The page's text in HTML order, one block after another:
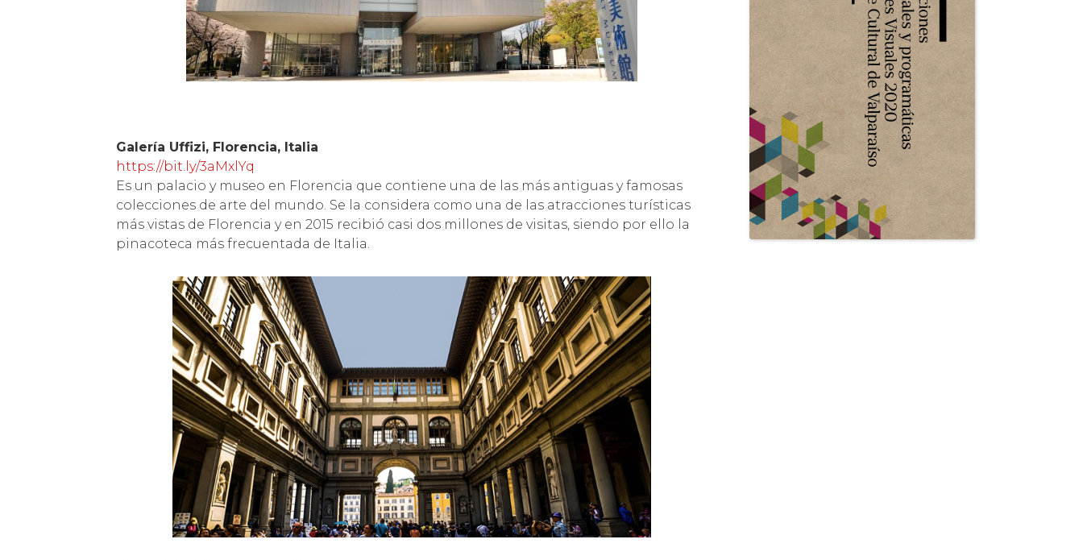
Galería Uffizi, Florencia, Italia
https://bit.ly/3aMxlYq
Es un palacio y museo en Florencia que contiene una de las más antiguas y famosas
colecciones de arte del mundo. Se la considera como una de las atracciones turísticas
más vistas de Florencia y en 2015 recibió casi dos millones de visitas, siendo por ello la
pinacoteca más frecuentada de Italia.